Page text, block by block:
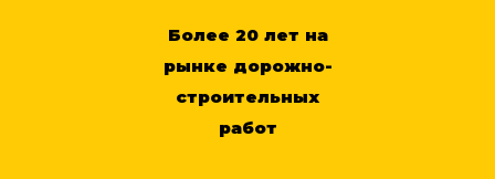
Более 20 лет на
рынке дорожно-
строительных
работ